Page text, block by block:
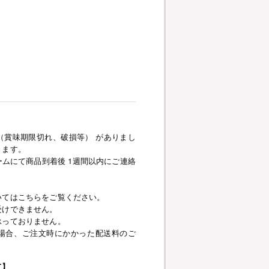
味期限切れ、破損等） がありまし
す。
にて商品到着後 1週間以内にご連絡
はこちらをご覧ください。
できません。
ておりません。
合、ご注文時にかかった配送料のご